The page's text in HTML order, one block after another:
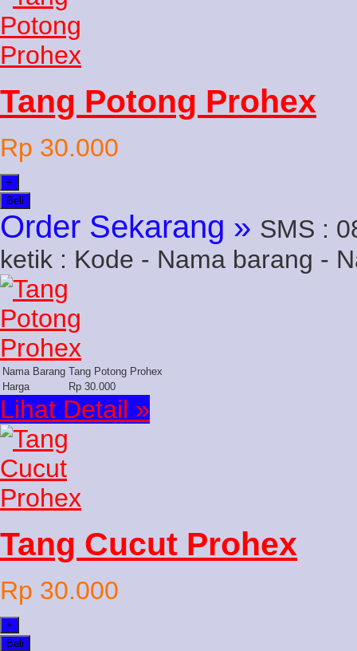
Tang Potong Prohex
Rp 30.000
+
Beli
Order Sekarang » SMS :
ketik : Kode - Nama barang -
Nama Barang Tang Potong Prohex
Harga
Rp 30.000
Lihat Detail »
Tang Cucut Prohex
Rp 30.000
+
Beli